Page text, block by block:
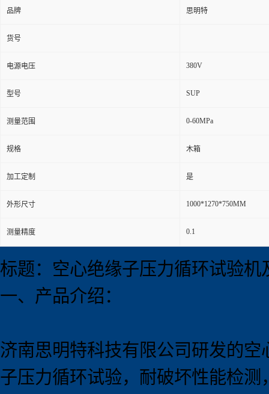
品牌 思明特
货号
电源电压 380V
型号 SUP
测量范围 0-60MPa
规格 木箱
加工定制 是
外形尺寸 1000*1270*750MM
测量精度 0.1
标题：空心绝缘子压力循环试验机
一、产品介绍：
济南思明特科技有限公司研发的
子压力循环试验，耐破坏性能检